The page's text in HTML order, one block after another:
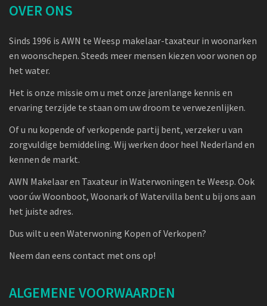
OVER ONS
Sinds 1996 is AWN te Weesp makelaar-taxateur in woonarken
en woonschepen. Steeds meer mensen kiezen voor wonen op
het water.
Het is onze missie om u met onze jarenlange kennis en
ervaring terzijde te staan om uw droom te verwezenlijken.
Of u nu kopende of verkopende partij bent, verzeker u van
zorgvuldige bemiddeling. Wij werken door heel Nederland en
kennen de markt.
AWN Makelaar en Taxateur in Waterwoningen te Weesp. Ook
voor úw Woonboot, Woonark of Watervilla bent u bij ons aan
het juiste adres.
Dus wilt u een Waterwoning Kopen of Verkopen?
Neem dan eens contact met ons op!
ALGEMENE VOORWAARDEN